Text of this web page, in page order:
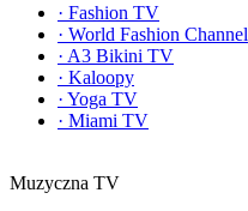
· Fashion TV
· World Fashion Channel
· A3 Bikini TV
· Kaloopy
· Yoga TV
· Miami TV
Muzyczna TV